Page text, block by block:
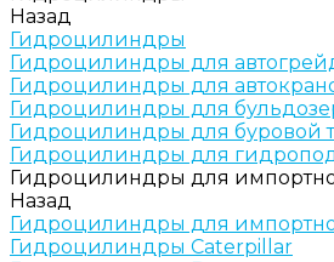
Назад
Гидроцилиндры
Гидроцилиндры для
Гидроцилиндры для
Гидроцилиндры для
Гидроцилиндры для буровой
Гидроцилиндры для
Гидроцилиндры для
Назад
Гидроцилиндры для
Гидроцилиндры Caterpillar